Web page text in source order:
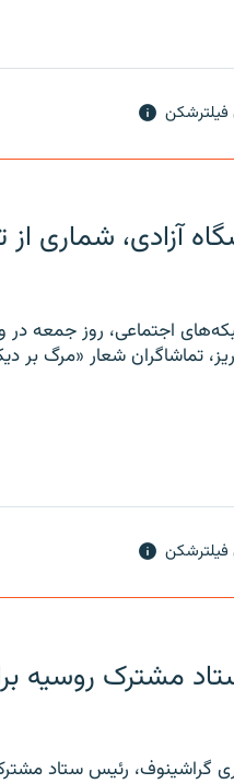
آزادی، شماری
اجتماعی، روز جمعه در
تماشاگران شعار «مرگ بر
مشترک روسیه
گراشینوف، رئیس ستاد